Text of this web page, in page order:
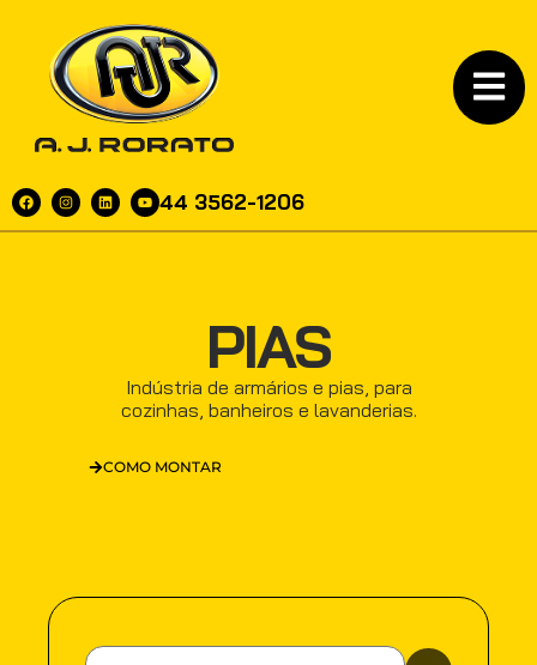
44 3562-1206
PIAS
Indústria de armários e pias, para
cozinhas, banheiros e lavanderias.
COMO MONTAR